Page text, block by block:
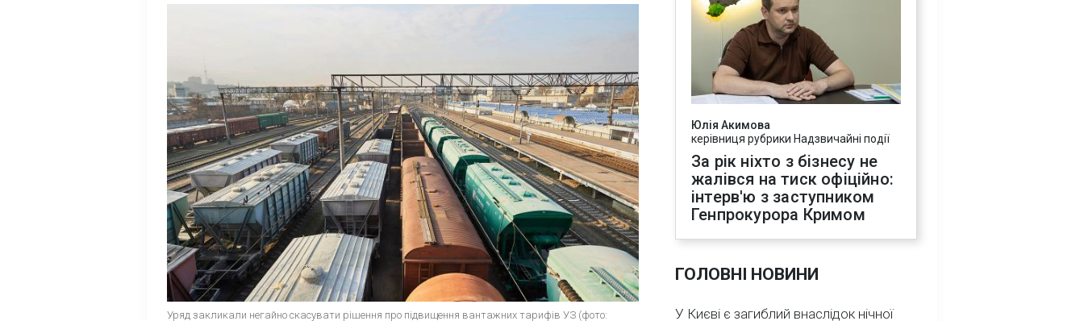
Уряд закликали негайно скасувати рішення про підвищення вантажних тарифів УЗ (фото:
Юлія Акимова
керівниця рубрики Надзвичайні події
За рік ніхто з бізнесу не
жалівся на тиск офіційно:
інтерв'ю з заступником
Генпрокурора Кримом
ГОЛОВНІ НОВИНИ
У Києві є загиблий внаслідок нічної